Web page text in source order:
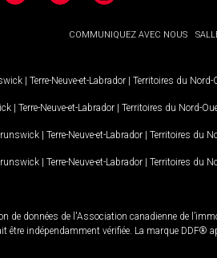
COMMUNIQUEZ AVEC NOUS
| Terre-Neuve-et-Labrador | Territoires du Nord-
| Terre-Neuve-et-Labrador | Territoires du Nord-
| Terre-Neuve-et-Labrador | Territoires du
| Terre-Neuve-et-Labrador | Territoires du
de données de l'Association canadienne de
indépendamment vérifiée. La marque DDF®